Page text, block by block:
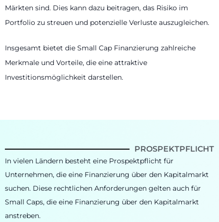
Märkten sind. Dies kann dazu beitragen, das Risiko im
Portfolio zu streuen und potenzielle Verluste auszugleichen.
Insgesamt bietet die Small Cap Finanzierung zahlreiche
Merkmale und Vorteile, die eine attraktive
Investitionsmöglichkeit darstellen.
PROSPEKTPFLICHT
In vielen Ländern besteht eine Prospektpflicht für
Unternehmen, die eine Finanzierung über den Kapitalmarkt
suchen. Diese rechtlichen Anforderungen gelten auch für
Small Caps, die eine Finanzierung über den Kapitalmarkt
anstreben.